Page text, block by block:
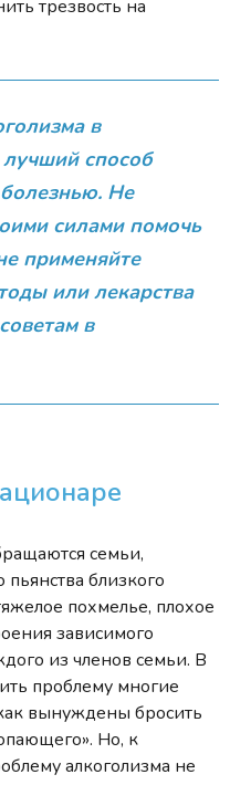
трезвость на
в
лучший способ
болезнью. Не
силами помочь
применяйте
или лекарства
в
семьи,
пьянства близкого
похмелье, плохое
зависимого
из членов семьи. В
проблему многие
вынуждены бросить
Но, к
алкоголизма не